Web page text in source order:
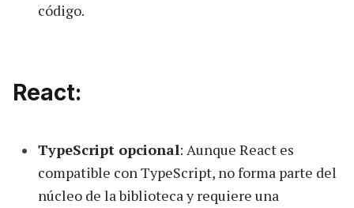
código.
React:
TypeScript opcional: Aunque React es
compatible con TypeScript, no forma parte del
núcleo de la biblioteca y requiere una